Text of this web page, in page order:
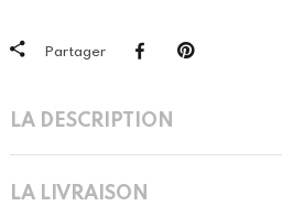
Partager
LA DESCRIPTION
LA LIVRAISON